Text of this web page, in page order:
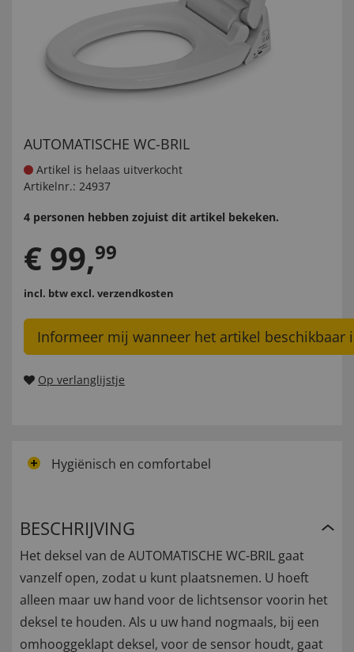
AUTOMATISCHE WC-BRIL
Artikel is helaas uitverkocht
Artikelnr.: 24937
4 personen hebben zojuist dit artikel bekeken.
€ 99,99
incl. btwexcl. verzendkosten
Informeer mij wanneer het artikel beschikbaar
Op verlanglijstje
Hygiënisch en comfortabel
BESCHRIJVING
Het deksel van de AUTOMATISCHE WC-BRIL gaat
vanzelf open, zodat u kunt plaatsnemen. U hoeft
alleen maar uw hand voor de lichtsensor voorin het
deksel te houden. Als u uw hand nogmaals, bij een
omhooggeklapt deksel, voor de sensor houdt, gaat